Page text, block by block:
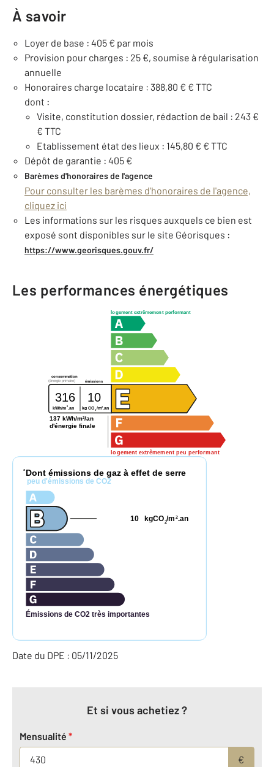
À savoir
Loyer de base : 405 € par mois
Provision pour charges : 25 €, soumise à régularisation
annuelle
Honoraires charge locataire : 388,80 € € TTC
dont :
Visite, constitution dossier, rédaction de bail : 243 €
€ TTC
Etablissement état des lieux : 145,80 € € TTC
Dépôt de garantie : 405 €
Barèmes d'honoraires de l'agence
Pour consulter les barèmes d'honoraires de l'agence,
cliquez ici
Les informations sur les risques auxquels ce bien est
exposé sont disponibles sur le site Géorisques :
https://www.georisques.gouv.fr/
Les performances énergétiques
logement extrêmement performant
logement extrêmement peu performant
consommation
émissions
(énergie primaire)
316 10
kWh/m2.an kg CO2/m2 .an
137 kWh/m²/an
d'énergie finale
* Dont émissions de gaz à effet de serre
peu d'émissions de CO2
Émissions de CO2 très importantes
kgCO2/m 2.an
10
Date du DPE : 05/11/2025
Et si vous achetiez ?
Mensualité *
€